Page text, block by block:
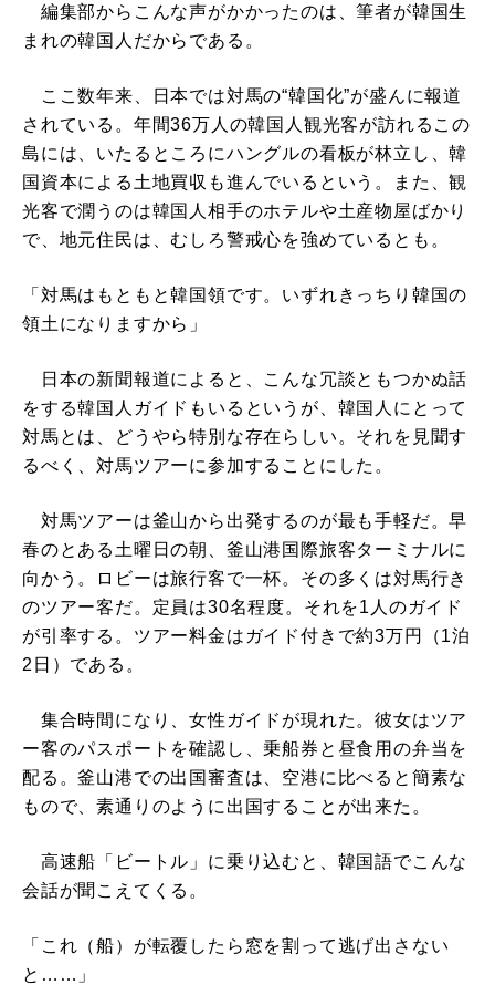
編集部からこんな声がかかったのは、筆者が韓国生
まれの韓国人だからである。
ここ数年来、日本では対馬の“韓国化”が盛んに報道
されている。年間36万人の韓国人観光客が訪れるこの
島には、いたるところにハングルの看板が林立し、韓
国資本による土地買収も進んでいるという。また、観
光客で潤うのは韓国人相手のホテルや土産物屋ばかり
で、地元住民は、むしろ警戒心を強めているとも。
「対馬はもともと韓国領です。いずれきっちり韓国の
領土になりますから」
日本の新聞報道によると、こんな冗談ともつかぬ話
をする韓国人ガイドもいるというが、韓国人にとって
対馬とは、どうやら特別な存在らしい。それを見聞す
るべく、対馬ツアーに参加することにした。
対馬ツアーは釜山から出発するのが最も手軽だ。早
春のとある土曜日の朝、釜山港国際旅客ターミナルに
向かう。ロビーは旅行客で一杯。その多くは対馬行き
のツアー客だ。定員は30名程度。それを1人のガイド
が引率する。ツアー料金はガイド付きで約3万円（1泊
2日）である。
集合時間になり、女性ガイドが現れた。彼女はツア
ー客のパスポートを確認し、乗船券と昼食用の弁当を
配る。釜山港での出国審査は、空港に比べると簡素な
もので、素通りのように出国することが出来た。
高速船「ビートル」に乗り込むと、韓国語でこんな
会話が聞こえてくる。
「これ（船）が転覆したら窓を割って逃げ出さない
と……」